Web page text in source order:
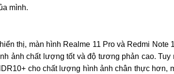
mình.
thị, màn hình Realme 11 Pro và Redmi
ảnh chất lượng tốt và độ tương phản cao. Tuy
cho chất lượng hình ảnh chân thực